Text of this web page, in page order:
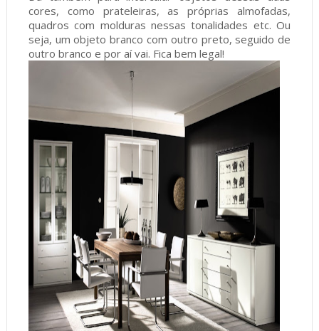
cores, como prateleiras, as próprias almofadas,
quadros com molduras nessas tonalidades etc. Ou
seja, um objeto branco com outro preto, seguido de
outro branco e por aí vai. Fica bem legal!